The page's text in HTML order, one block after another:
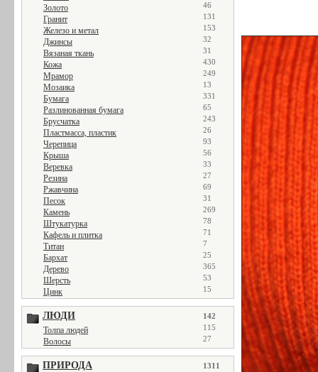
Золото 46
Гранит 131
Железо и метал 153
Джинсы 32
Вязаная ткань 31
Кожа 430
Мрамор 249
Мозаика 13
Бумага 331
Разлинованная бумага 65
Брусчатка 243
Пластмасса, пластик 26
Черепица 93
Крыша 56
Веревка 33
Резина 27
Ржавчина 69
Песок 31
Камень 269
Штукатурка 78
Кафель и плитка 71
Титан 7
Бархат 25
Дерево 365
Шерсть 53
Цинк 15
ЛЮДИ 142
Толпа людей 115
Волосы 27
ПРИРОДА 1311